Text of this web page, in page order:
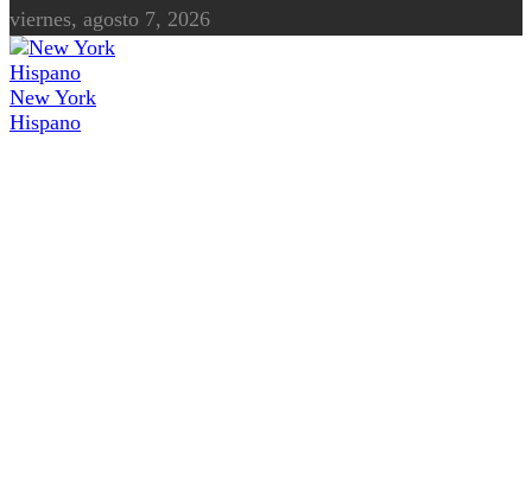
viernes, agosto 7, 2026
New York
Hispano